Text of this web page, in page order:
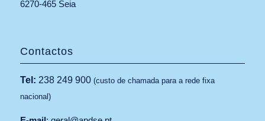
6270-465 Seia
Contactos
Tel: 238 249 900(custo de chamada para a rede fixa
nacional)